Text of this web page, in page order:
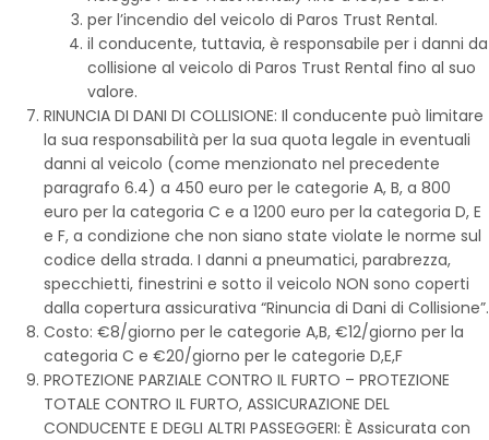
per l’incendio del veicolo di Paros Trust Rental.
il conducente, tuttavia, è responsabile per i danni da
collisione al veicolo di Paros Trust Rental fino al suo
valore.
RINUNCIA DI DANI DI COLLISIONE: Il conducente può limitare
la sua responsabilità per la sua quota legale in eventuali
danni al veicolo (come menzionato nel precedente
paragrafo 6.4) a 450 euro per le categorie A, B, a 800
euro per la categoria C e a 1200 euro per la categoria D, E
e F, a condizione che non siano state violate le norme sul
codice della strada. I danni a pneumatici, parabrezza,
specchietti, finestrini e sotto il veicolo NON sono coperti
dalla copertura assicurativa “Rinuncia di Dani di Collisione”.
Costo: €8/giorno per le categorie A,B, €12/giorno per la
categoria C e €20/giorno per le categorie D,E,F
PROTEZIONE PARZIALE CONTRO IL FURTO – PROTEZIONE
TOTALE CONTRO IL FURTO, ASSICURAZIONE DEL
CONDUCENTE E DEGLI ALTRI PASSEGGERI: È Assicurata con